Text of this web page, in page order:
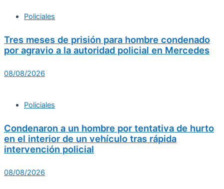
Policiales
Tres meses de prisión para hombre condenado
por agravio a la autoridad policial en Mercedes
08/08/2026
Policiales
Condenaron a un hombre por tentativa de hurto
en el interior de un vehículo tras rápida
intervención policial
08/08/2026